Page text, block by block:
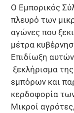
Ο Εμπορικός
πλευρό των
αγώνες που
μέτρα
Επιδίωξη
ξεκλήρισμα
εμπόρων και
κερδοφορία
Μικροί